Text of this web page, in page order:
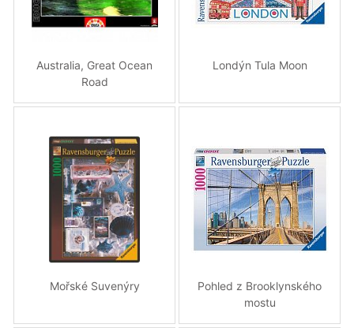
Australia, Great Ocean
Road
Londýn Tula Moon
Mořské Suvenýry
Pohled z Brooklynského
mostu